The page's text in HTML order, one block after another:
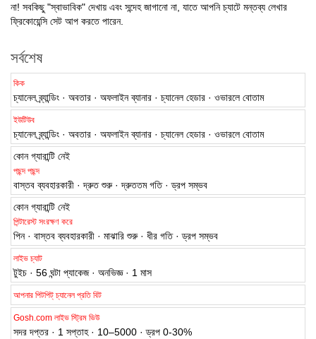
ফ্রিকোয়েন্সি সেট আপ করতে পারেন.
সর্বশেষ
কিক
চ্যানেল ব্র্যান্ডিং · অবতার · অফলাইন ব্যানার · চ্যানেল হেডার · ওভারলে বোতাম
ইউটিউব
চ্যানেল ব্র্যান্ডিং · অবতার · অফলাইন ব্যানার · চ্যানেল হেডার · ওভারলে বোতাম
কোন গ্যারান্টি নেই
পছন্দ পছন্দ
বাস্তব ব্যবহারকারী · দ্রুত শুরু · দ্রুততম গতি · ড্রপ সম্ভব
কোন গ্যারান্টি নেই
পিন্টারেস্ট সংরক্ষণ করে
পিন · বাস্তব ব্যবহারকারী · মাঝারি শুরু · ধীর গতি · ড্রপ সম্ভব
লাইভ চ্যাট
টুইচ · 56 ঘন্টা প্যাকেজ · অনভিজ্ঞ · 1 মাস
আপনার পিটপিট্ চ্যানেল প্রতি বিট
Gosh.com লাইভ স্ট্রিম ভিউ
সদর দপ্তর · 1 সপ্তাহ · 10–5000 · ড্রপ 0-30%